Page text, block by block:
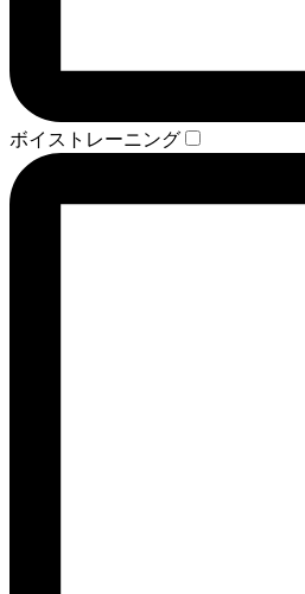
ボイストレーニング